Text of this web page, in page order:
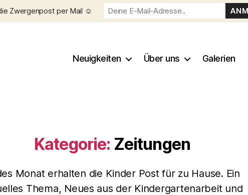
Neuigkeiten Über uns Galerien
Kategorie: Zeitungen
Monat erhalten die Kinder Post für zu Hause. Ein
Thema, Neues aus der Kindergartenarbeit und
Zwergenpost per Mail ☺️